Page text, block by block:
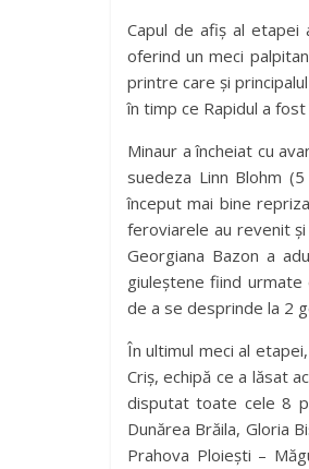
Capul de afiș al etapei
oferind un meci
printre care și
în timp ce Rapidul a
Minaur a încheiat cu
suedeza Linn Blohm
început mai bine
feroviarele au revenit
Georgiana Bazon a
giuleștene fiind
de a se desprinde la 2
În ultimul meci al
Criș, echipă ce a lăsat
disputat toate cele 8
Dunărea Brăila, Gloria
Prahova Ploiești –